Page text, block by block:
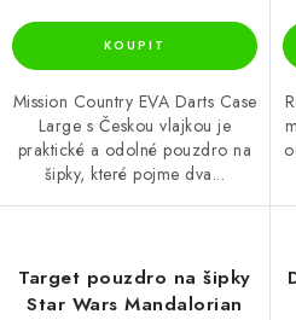
Mission Country EVA Darts Case
Large s Českou vlajkou je
praktické a odolné pouzdro na
šipky, které pojme dva...
Target pouzdro na šipky
Star Wars Mandalorian